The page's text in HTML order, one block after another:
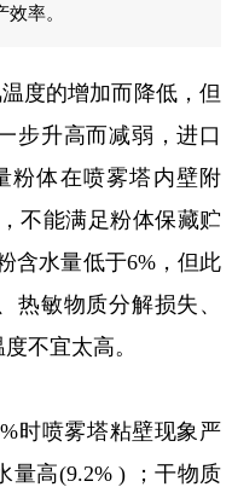
率。
度的增加而降低，但
步升高而减弱，进口
粉体在喷雾塔内壁附
不能满足粉体保藏贮
含水量低于6%，但此
热敏物质分解损失、
不宜太高。
喷雾塔粘壁现象严
量高(9.2% ) ；干物质